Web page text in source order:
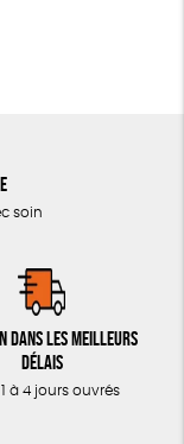
soin
dans les meilleurs
délais
à 4 jours ouvrés